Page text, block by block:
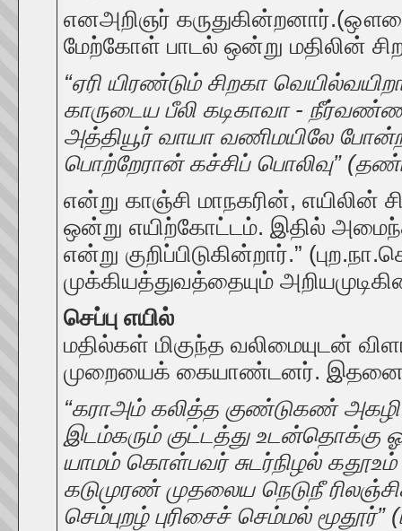
எனஅறிஞர்
மேற்கோள் பாடல் ஒன்று மதிலின்
“ஏரி யிரண்டும் சிறகா
காருடைய பீலி கடிகாவா -
அத்தியூர் வாயா வணிமயிலே
பொற்றேரான் கச்சிப் பொலிவு”
என்று காஞ்சி மாநகரின், எயிலின்
ஒன்று எயிற்கோட்டம். இதில்
என்று குறிப்பிடுகின்றார்.”
முக்கியத்துவத்தையும்
செப்பு எயில்
மதில்கள் மிகுந்த வலிமையுடன்
முறையைக் கையாண்டனர்.
“கராஅம் கலித்த குண்டுகண் அகழி
இடம்கரும் குட்டத்து உடன்தொக்கு
யாமம் கொள்பவர் சுடர்நிழல் கதூஉம்
கடுமுரண் முதலைய நெடுநீ
செம்புறழ் புரிசைச் செம்மல் மூதூர்”